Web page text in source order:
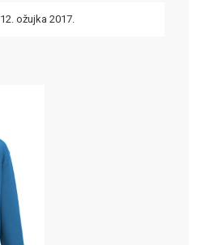
12. ožujka 2017.